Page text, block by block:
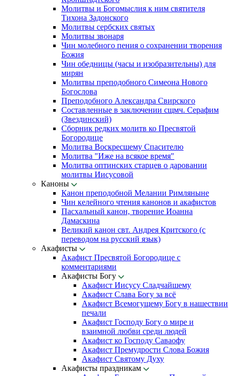
Молитвы и Богомыслия к ним святителя
Тихона Задонского
Молитвы сербских святых
Молитвы звонаря
Чин молебного пения о сохранении творения
Божия
Чин обедницы (часы и изобразительны) для
мирян
Молитвы преподобного Симеона Нового
Богослова
Преподобного Александра Свирского
Составленные в заключении сщмч. Серафим
(Звездинский)
Сборник редких молитв ко Пресвятой
Богородице
Молитва Воскресшему Спасителю
Молитва "Иже на всякое время"
Молитва оптинских старцев о даровании
молитвы Иисусовой
Каноны
Канон преподобной Мелании Римляныне
Чин келейного чтения канонов и акафистов
Пасхальный канон, творение Иоанна
Дамаскина
Великий канон свт. Андрея Критского (с
переводом на русский язык)
Акафисты
Акафист Пресвятой Богородице с
комментариями
Акафисты Богу
Акафист Иисусу Сладчайшему
Акафист Слава Богу за всё
Акафист Всемогущему Богу в нашествии
печали
Акафист Господу Богу о мире и
взаимной любви среди людей
Акафист ко Господу Саваофу
Акафист Премудрости Слова Божия
Акафист Святому Духу
Акафисты праздникам